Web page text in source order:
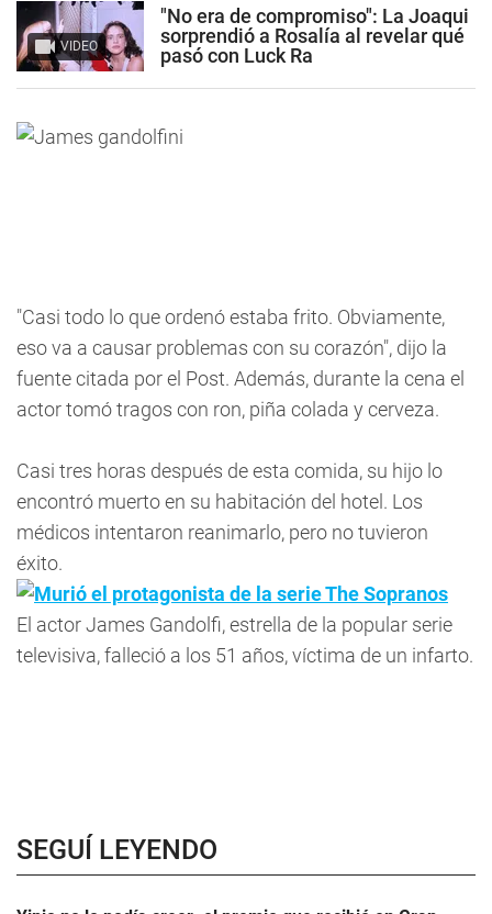
VIDEO
"No era de compromiso": La Joaqui
sorprendió a Rosalía al revelar qué
pasó con Luck Ra
"Casi todo lo que ordenó estaba frito. Obviamente,
eso va a causar problemas con su corazón", dijo la
fuente citada por el Post. Además, durante la cena el
actor tomó tragos con ron, piña colada y cerveza.
Casi tres horas después de esta comida, su hijo lo
encontró muerto en su habitación del hotel. Los
médicos intentaron reanimarlo, pero no tuvieron
éxito.
Murió el protagonista de la serie The Sopranos
El actor James Gandolfi, estrella de la popular serie
televisiva, falleció a los 51 años, víctima de un infarto.
SEGUÍ LEYENDO